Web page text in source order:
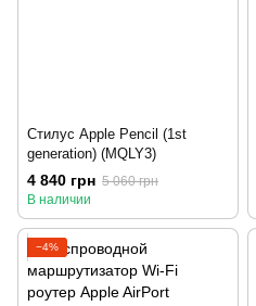
Стилус Apple Pencil (1st
generation) (MQLY3)
4 840 грн 5 060 грн
В наличии
−4%